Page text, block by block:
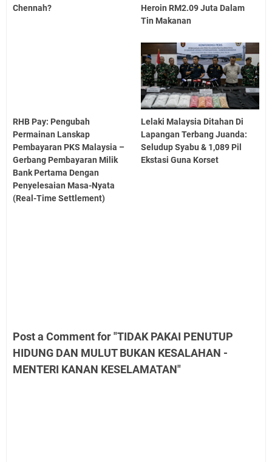
Chennah?
Heroin RM2.09 Juta Dalam
Tin Makanan
RHB Pay: Pengubah
Permainan Lanskap
Pembayaran PKS Malaysia –
Gerbang Pembayaran Milik
Bank Pertama Dengan
Penyelesaian Masa-Nyata
(Real-Time Settlement)
Lelaki Malaysia Ditahan Di
Lapangan Terbang Juanda:
Seludup Syabu & 1,089 Pil
Ekstasi Guna Korset
Post a Comment for "TIDAK PAKAI PENUTUP
HIDUNG DAN MULUT BUKAN KESALAHAN -
MENTERI KANAN KESELAMATAN"